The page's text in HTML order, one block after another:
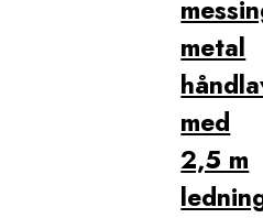
metal
med
2,5 m